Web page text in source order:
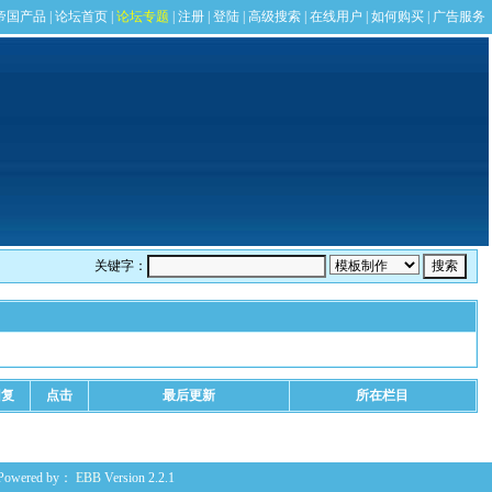
关键字：
点击 最后更新 所在栏目
by： EBB Version 2.2.1